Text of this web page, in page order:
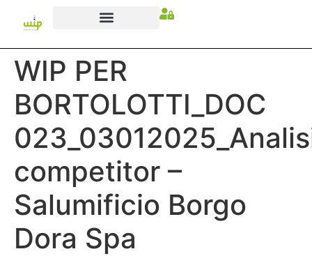
WIP PER
BORTOLOTTI_DOC
competitor –
Salumificio Borgo
Dora Spa